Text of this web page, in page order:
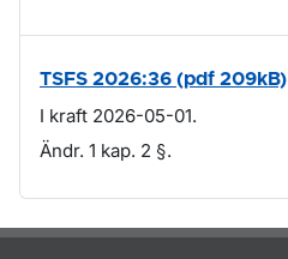
TSFS 2026:36 (pdf 209kB)
I kraft 2026-05-01.
Ändr. 1 kap. 2 §.
Om sidan